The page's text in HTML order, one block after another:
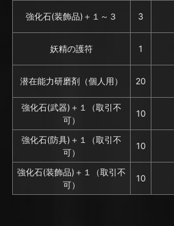
強化石(装飾品)＋１～３ 3
妖精の護符 1
潜在能力研磨剤（個人用） 20
強化石(武器)＋１（取引不
可）
10
強化石(防具)＋１（取引不
可）
10
強化石(装飾品)＋１（取引不
可）
10